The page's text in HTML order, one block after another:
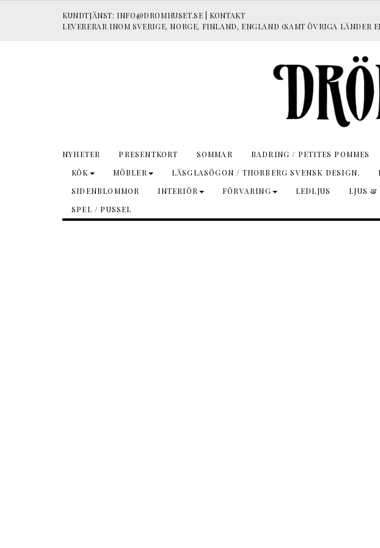
KUNDTJÄNST: INFO@DROMHUSET.SE
KONTAKT
LEVERERAR INOM SVERIGE, NORGE, FINLAND, ENGLAND (SAMT ÖVRIGA LÄNDER
NYHETER PRESENTKORT SOMMAR BADRING / PETITES POMMES
KÖK
MÖBLER LÄSGLASÖGON / THORBERG SVENSK DESIGN.
SIDENBLOMMOR
INTERIÖR FÖRVARING LEDLJUS LJUS &
SPEL / PUSSEL